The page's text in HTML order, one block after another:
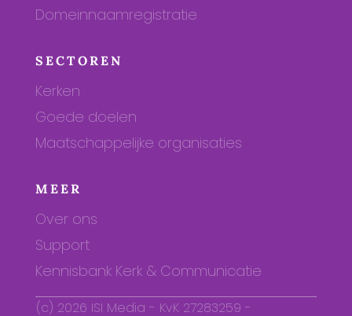
Domeinnaamregistratie
SECTOREN
Kerken
Goede doelen
Maatschappelijke organisaties
MEER
Over ons
Support
Kennisbank Kerk & Communicatie
(c) 2026 ISI Media - KvK 27283259 -